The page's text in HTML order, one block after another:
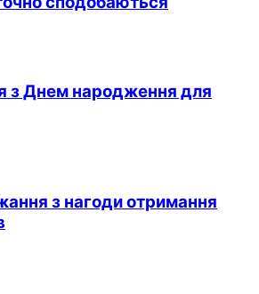
з Днем народження для
з нагоди отримання